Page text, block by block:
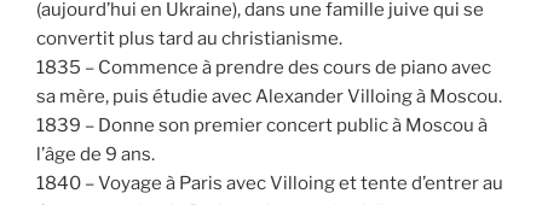
(aujourd’hui en Ukraine), dans une famille juive qui se
convertit plus tard au christianisme.
1835 – Commence à prendre des cours de piano avec
sa mère, puis étudie avec Alexander Villoing à Moscou.
1839 – Donne son premier concert public à Moscou à
l’âge de 9 ans.
1840 – Voyage à Paris avec Villoing et tente d’entrer au